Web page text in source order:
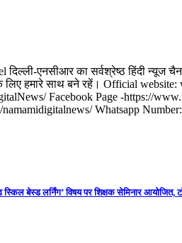
एनसीआर का सर्वश्रेष्ठ हिंदी
हमारे साथ बने रहें। Official
Facebook Page -https://
Whatsapp
बेस्ड लर्निंग’ विषय पर शिक्षक सेमिनार आयोजित,